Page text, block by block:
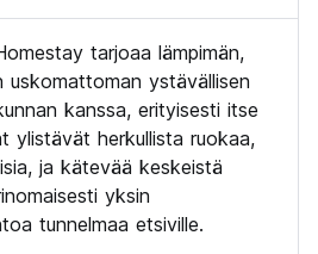
tarjoaa lämpimän,
uskomattoman ystävällisen
kanssa, erityisesti itse
ylistävät herkullista ruokaa,
ja kätevää keskeistä
yksin
tunnelmaa etsiville.